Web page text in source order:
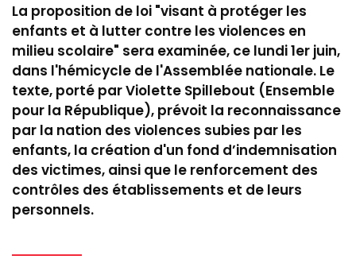
2026
La proposition de loi "visant à protéger les
enfants et à lutter contre les violences en
milieu scolaire" sera examinée, ce lundi 1er juin,
dans l'hémicycle de l'Assemblée nationale. Le
texte, porté par Violette Spillebout (Ensemble
pour la République), prévoit la reconnaissance
par la nation des violences subies par les
enfants, la création d'un fond d’indemnisation
des victimes, ainsi que le renforcement des
contrôles des établissements et de leurs
personnels.